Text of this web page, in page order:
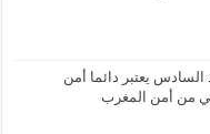
يعتبر دائما أمن
من أمن المغرب